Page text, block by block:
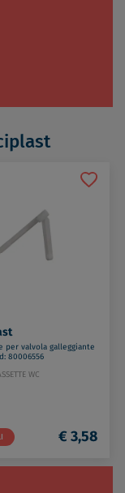
per valvola galleggiante
80006556
WC
€ 3,58